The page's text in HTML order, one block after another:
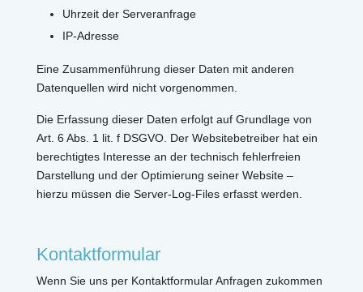
Uhrzeit der Serveranfrage
IP-Adresse
Eine Zusammenführung dieser Daten mit anderen
Datenquellen wird nicht vorgenommen.
Die Erfassung dieser Daten erfolgt auf Grundlage von
Art. 6 Abs. 1 lit. f DSGVO. Der Websitebetreiber hat ein
berechtigtes Interesse an der technisch fehlerfreien
Darstellung und der Optimierung seiner Website –
hierzu müssen die Server-Log-Files erfasst werden.
Kontaktformular
Wenn Sie uns per Kontaktformular Anfragen zukommen